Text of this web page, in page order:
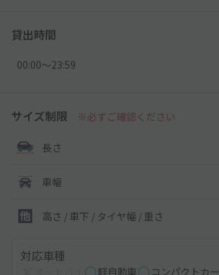
貸出時間
00:00〜23:59
サイズ制限 ※必ずご確認ください
長さ
車幅
高さ / 車下 / タイヤ幅 / 重さ
対応車種
軽自動車 コンパクトカー